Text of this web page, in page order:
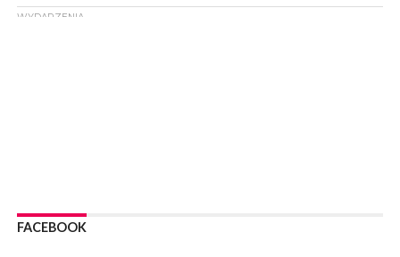
WYDARZENIA
GMINA DRWINIA. 45 dzieci będzie się uczyć pływać. Zajęcia
ruszą we wrześniu
FACEBOOK